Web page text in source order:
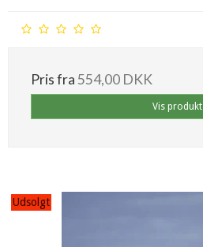
Pris fra554,00 DKK
Vis produkt
Udsolgt